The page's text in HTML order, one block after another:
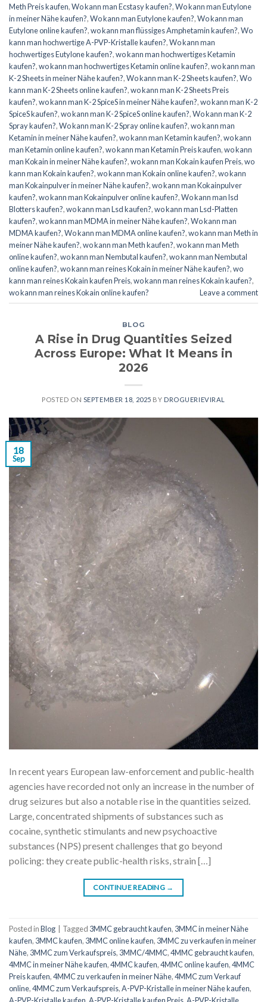
Meth Preis kaufen,Wo kann man Ecstasy kaufen?,Wo kann man Eutylone
in meiner Nähe kaufen?,Wo kann man Eutylone kaufen?,Wo kann man
Eutylone online kaufen?,wo kann man flüssiges Amphetamin kaufen?,Wo
kann man hochwertige A-PVP-Kristalle kaufen?,Wo kann man
hochwertiges Eutylone kaufen?,wo kann man hochwertiges Ketamin
kaufen?,wo kann man hochwertiges Ketamin online kaufen?,wo kann man
K-2 Sheets in meiner Nähe kaufen?,Wo kann man K-2 Sheets kaufen?,Wo
kann man K-2 Sheets online kaufen?,wo kann man K-2 Sheets Preis
kaufen?,wo kann man K-2 SpiceS in meiner Nähe kaufen?,wo kann man K-2
SpiceS kaufen?,wo kann man K-2 SpiceS online kaufen?,Wo kann man K-2
Spray kaufen?,Wo kann man K-2 Spray online kaufen?,wo kann man
Ketamin in meiner Nähe kaufen?,wo kann man Ketamin kaufen?,wo kann
man Ketamin online kaufen?,wo kann man Ketamin Preis kaufen,wo kann
man Kokain in meiner Nähe kaufen?,wo kann man Kokain kaufen Preis,wo
kann man Kokain kaufen?,wo kann man Kokain online kaufen?,wo kann
man Kokainpulver in meiner Nähe kaufen?,wo kann man Kokainpulver
kaufen?,wo kann man Kokainpulver online kaufen?,Wo kann man lsd
Blotters kaufen?,wo kann man Lsd kaufen?,wo kann man Lsd-Platten
kaufen?,wo kann man MDMA in meiner Nähe kaufen?,Wo kann man
MDMA kaufen?,Wo kann man MDMA online kaufen?,wo kann man Meth in
meiner Nähe kaufen?,wo kann man Meth kaufen?,wo kann man Meth
online kaufen?,wo kann man Nembutal kaufen?,wo kann man Nembutal
online kaufen?,wo kann man reines Kokain in meiner Nähe kaufen?,wo
kann man reines Kokain kaufen Preis,wo kann man reines Kokain kaufen?,
wo kann man reines Kokain online kaufen?
Leave a comment
BLOG
A Rise in Drug Quantities Seized
Across Europe: What It Means in
2026
POSTED ON SEPTEMBER 18, 2025 BY DROGUERIEVIRAL
18
Sep
In recent years European law-enforcement and public-health
agencies have recorded not only an increase in the number of
drug seizures but also a notable rise in the quantities seized.
Large, concentrated shipments of substances such as
cocaine, synthetic stimulants and new psychoactive
substances (NPS) present challenges that go beyond
policing: they create public-health risks, strain […]
CONTINUE READING →
Posted inBlog | Tagged 3MMC gebraucht kaufen, 3MMC in meiner Nähe
kaufen, 3MMC kaufen, 3MMC online kaufen, 3MMC zu verkaufen in meiner
Nähe, 3MMC zum Verkaufspreis, 3MMC/4MMC,4MMC gebraucht kaufen,
4MMC in meiner Nähe kaufen,4MMC kaufen,4MMC online kaufen,4MMC
Preis kaufen,4MMC zu verkaufen in meiner Nähe,4MMC zum Verkauf
online,4MMC zum Verkaufspreis,A-PVP-Kristalle in meiner Nähe kaufen,
A-PVP-Kristalle kaufen A-PVP-Kristalle kaufen Preis A-PVP-Kristalle